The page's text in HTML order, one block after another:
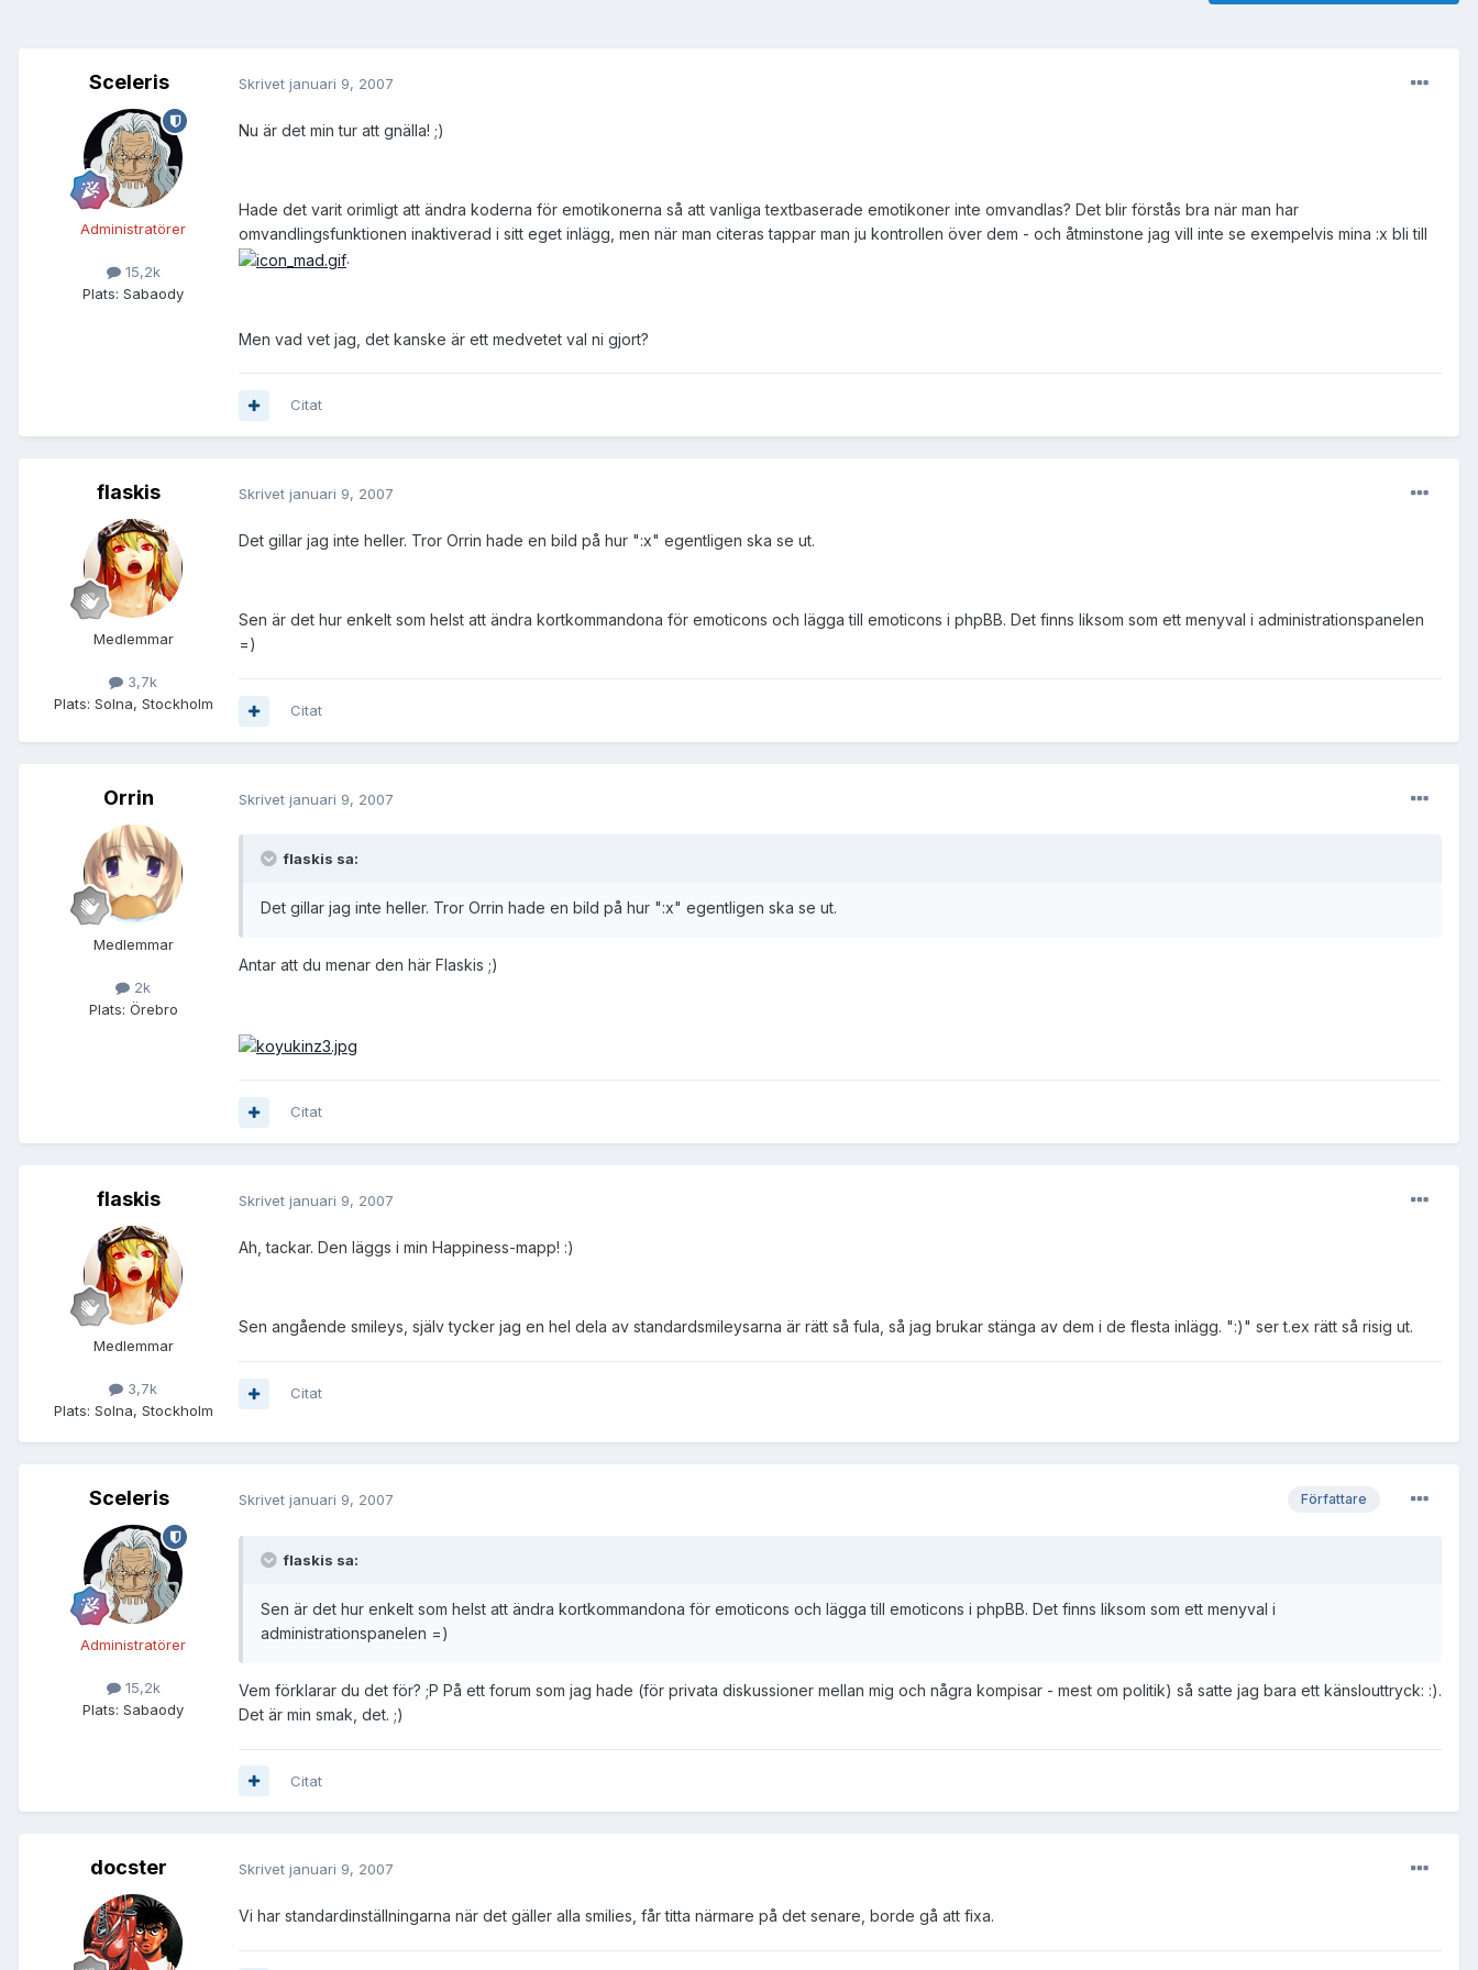
Sceleris
Administratörer
15,2k
Plats: Sabaody
Skrivet januari 9, 2007
Nu är det min tur att gnälla! ;)
Hade det varit orimligt att ändra koderna för emotikonerna så att vanliga textbaserade emotikoner inte omvandlas? Det blir förstås bra när man har
omvandlingsfunktionen inaktiverad i sitt eget inlägg, men när man citeras tappar man ju kontrollen över dem - och åtminstone jag vill inte se exempelvis mina :x bli till
.
Men vad vet jag, det kanske är ett medvetet val ni gjort?
Citat
flaskis
Medlemmar
3,7k
Plats: Solna, Stockholm
Skrivet januari 9, 2007
Det gillar jag inte heller. Tror Orrin hade en bild på hur ":x" egentligen ska se ut.
Sen är det hur enkelt som helst att ändra kortkommandona för emoticons och lägga till emoticons i phpBB. Det finns liksom som ett menyval i administrationspanelen
=)
Citat
Orrin
Medlemmar
2k
Plats: Örebro
Skrivet januari 9, 2007
flaskis sa:
Det gillar jag inte heller. Tror Orrin hade en bild på hur ":x" egentligen ska se ut.
Antar att du menar den här Flaskis ;)
Citat
flaskis
Medlemmar
3,7k
Plats: Solna, Stockholm
Skrivet januari 9, 2007
Ah, tackar. Den läggs i min Happiness-mapp! :)
Sen angående smileys, själv tycker jag en hel dela av standardsmileysarna är rätt så fula, så jag brukar stänga av dem i de flesta inlägg. ":)" ser t.ex rätt så risig ut.
Citat
Sceleris
Administratörer
15,2k
Plats: Sabaody
Författare
Skrivet januari 9, 2007
flaskis sa:
Sen är det hur enkelt som helst att ändra kortkommandona för emoticons och lägga till emoticons i phpBB. Det finns liksom som ett menyval i
administrationspanelen =)
Vem förklarar du det för? ;P På ett forum som jag hade (för privata diskussioner mellan mig och några kompisar - mest om politik) så satte jag bara ett känslouttryck: :).
Det är min smak, det. ;)
Citat
docster Skrivet januari 9, 2007
Vi har standardinställningarna när det gäller alla smilies, får titta närmare på det senare, borde gå att fixa.